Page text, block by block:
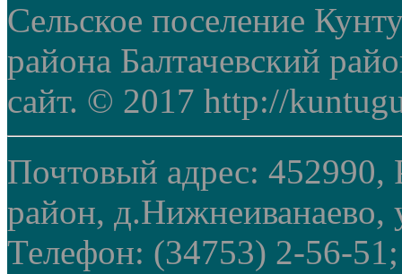
Сельское поселение
района Балтачевский
сайт. © 2017 http://
Почтовый адрес: 452990,
район, д.Нижнеиванаево,
Телефон: (34753) 2-56-